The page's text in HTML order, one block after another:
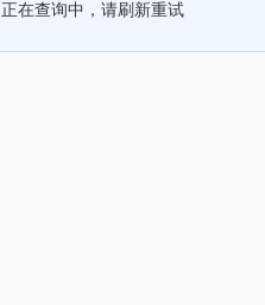
正在查询中，请刷新重试